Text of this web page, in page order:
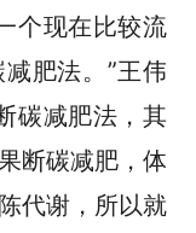
个现在比较流
肥法。”王伟
碳减肥法，其
断碳减肥，体
代谢，所以就